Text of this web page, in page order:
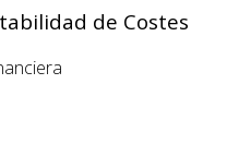
de Costes